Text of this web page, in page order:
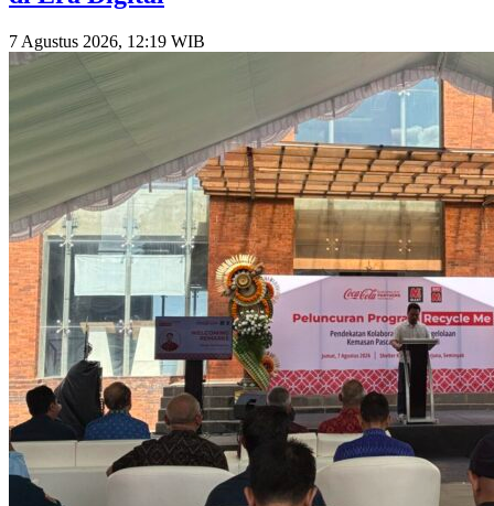
7 Agustus 2026, 12:19 WIB